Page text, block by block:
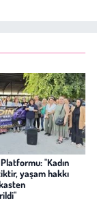
"Kadın
yaşam hakkı